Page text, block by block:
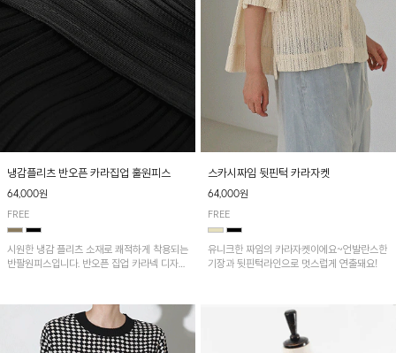
냉감플리츠 반오픈 카라집업 훌원피스
64,000원
FREE
시원한 냉감 플리츠 소재로 쾌적하게 착용되는
반팔원피스입니다. 반오픈 집업 카라넥 디자인
줘요~
스카시짜임 뒷핀턱 카라자켓
64,000원
FREE
유니크한 짜임의 카라자켓이에요~언발란스한
기장과 뒷핀턱라인으로 멋스럽게 연출돼요!